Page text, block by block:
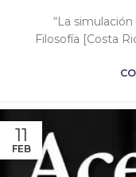
“La
Filosofía [Costa
11
FEB